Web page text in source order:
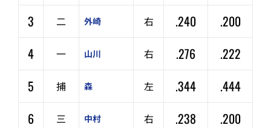
3
二 外崎 右 .240
.200
4
一 山川 右 .276
.222
5
捕 森 左 .344
.444
6
三 中村 右 .238
.200